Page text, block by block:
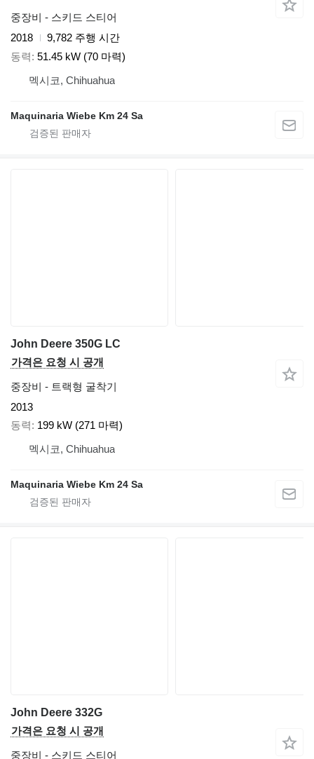
중장비 - 스키드 스티어
2018
9,782 주행 시간
동력 51.45 kW (70 마력)
멕시코, Chihuahua
Maquinaria Wiebe Km 24 Sa
John Deere 350G LC
가격은 요청 시 공개
중장비 - 트랙형 굴착기
2013
동력
199 kW (271 마력)
멕시코, Chihuahua
Maquinaria Wiebe Km 24 Sa
John Deere 332G
가격은 요청 시 공개
중장비 - 스키드 스티어